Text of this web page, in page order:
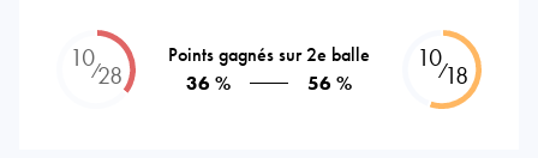
10⁄28
Points gagnés sur 2e balle
36 %
56 %
10⁄18